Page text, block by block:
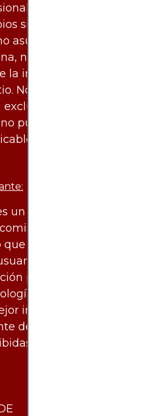
calificados y
sin previo aviso.
asume
ni deber de
la información
No obstante, este
ninguna
pueda ser excluida
un sitio de uso
de algunas
no genera costos
Todo el
publicados se
imparcial y están
interés de los
de las
de socios